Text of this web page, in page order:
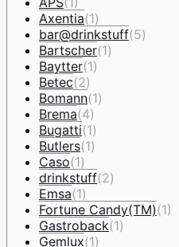
Axentia(1)
bar@drinkstuff(5)
Bartscher(1)
Baytter(1)
Betec(2)
Bomann(1)
Brema(4)
Bugatti(1)
Butlers(1)
Caso(1)
drinkstuff(2)
Emsa(1)
Fortune Candy(TM)(1)
Gastroback(1)
Gemlux(1)